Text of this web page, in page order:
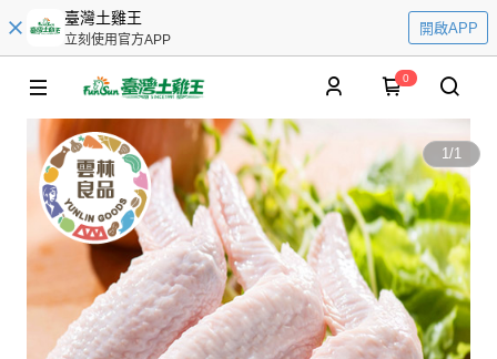
臺灣土雞王
立刻使用官方APP
開啟APP
0
1/1